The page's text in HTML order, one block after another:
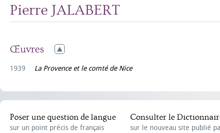
Pierre JALABERT
Œuvres
1939 La Provence et le comté de Nice
Poser une question de langue
sur un point précis de français
Consulter le
sur le nouveau site publié